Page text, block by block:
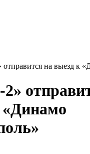
отправится на выезд к
2»
«Динамо